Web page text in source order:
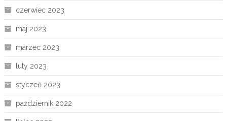
czerwiec 2023
maj 2023
marzec 2023
luty 2023
styczeń 2023
październik 2022